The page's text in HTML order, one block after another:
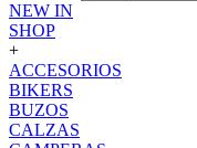
NEW IN
SHOP
+
ACCESORIOS
BIKERS
BUZOS
CALZAS